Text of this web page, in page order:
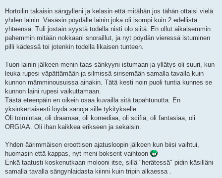
Hortoilin takaisin sängylleni ja kelasin että mitähän jos tähän ottaisi vielä
yhden lainin. Väsäsin pöydälle lainin joka oli isompi kuin 2 edellistä
yhteensä. Tuli jostain syystä todella nisti olo siitä. En ollut aikaisemmin
pahemmin mitään nokkaani snoraillut, ja nyt pöydän vieressä istuminen
pilli kädessä toi jotenkin todella likaisen tunteen.
Tuon lainin jälkeen menin taas sänkyyni istumaan ja yllätys oli suuri, kun
leuka rupesi väpättämään ja silmissä sirisemään samalla tavalla kuin
kunnon mämminousuissa ainakin. Tätä kesti noin puoli tuntia kunnes se
kunnon laini rupesi vaikuttamaan.
Tästä eteenpäin en oikein osaa kuvailla sitä tapahtunutta. En
yksinkertaisesti löydä sanoja sille tykitykselle.
Oli toimintaa, oli draamaa, oli komediaa, oli scifiä, oli fantasiaa, oli
ORGIAA. Oli ihan kaikkea erikseen ja sekaisin.
Yhden äärimmäisen eroottisen ajatusloopin jälkeen kun biisi vaihtui,
huomasin että kappas, nyt meni bokserit vaihtoon
Enkä taatusti koskenutkaan molooni itse, sillä "herätessä" pidin käsilläni
samalla tavalla sängynlaidasta kiinni kuin tripin alkaessa .